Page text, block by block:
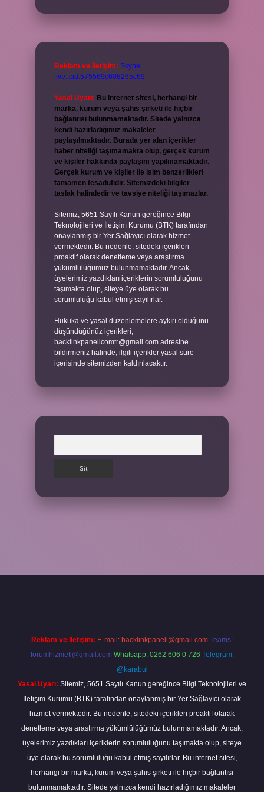
Reklam ve İletişim: Skype:
live:.cid.575569c608265c69
Yasal Uyarı: Bu internet sitesi, herhangi bir
marka, kurum veya şahıs şirketi ile hiçbir
bağlantısı bulunmamaktadır. Sitede yalnızca
kendi hazırladığımız makaleler
paylaşılmaktadır. Burada yer alan içerikler
haber niteliği taşımamakta olup, gerçek kurum
ve kişiler hakkında paylaşım yapılmamaktadır.
Gerçek kurum ve kişiler ile isim benzerlikleri
tamamen tesadüfidir. Sitemizdeki bilgiler
taslak halindedir ve tavsiye niteliği taşımazlar.
Sitemiz, 5651 Sayılı Kanun gereğince Bilgi
Teknolojileri ve İletişim Kurumu (BTK) tarafından
onaylanmış bir Yer Sağlayıcı olarak hizmet
vermektedir. Bu nedenle, sitedeki içerikleri
proaktif olarak denetleme veya araştırma
yükümlülüğümüz bulunmamaktadır. Ancak,
üyelerimiz yazdıkları içeriklerin sorumluluğunu
taşımakta olup, siteye üye olarak bu
sorumluluğu kabul etmiş sayılırlar.
Hukuka ve yasal düzenlemelere aykırı olduğunu
düşündüğünüz içerikleri,
backlinkpanelicomtr@gmail.com adresine
bildirmeniz halinde, ilgili içerikler yasal süre
içerisinde sitemizden kaldırılacaktır.
Reklam ve İletişim: E-mail: backlinkpaneli@gmail.com Teams:
forumhizmeti@gmail.com Whatsapp: 0262 606 0 726 Telegram:
@karabul
Yasal Uyarı: Sitemiz, 5651 Sayılı Kanun gereğince Bilgi Teknolojileri ve
İletişim Kurumu (BTK) tarafından onaylanmış bir Yer Sağlayıcı olarak
hizmet vermektedir. Bu nedenle, sitedeki içerikleri proaktif olarak
denetleme veya araştırma yükümlülüğümüz bulunmamaktadır. Ancak,
üyelerimiz yazdıkları içeriklerin sorumluluğunu taşımakta olup, siteye
üye olarak bu sorumluluğu kabul etmiş sayılırlar. Bu internet sitesi,
herhangi bir marka, kurum veya şahıs şirketi ile hiçbir bağlantısı
bulunmamaktadır. Sitede yalnızca kendi hazırladığımız makaleler